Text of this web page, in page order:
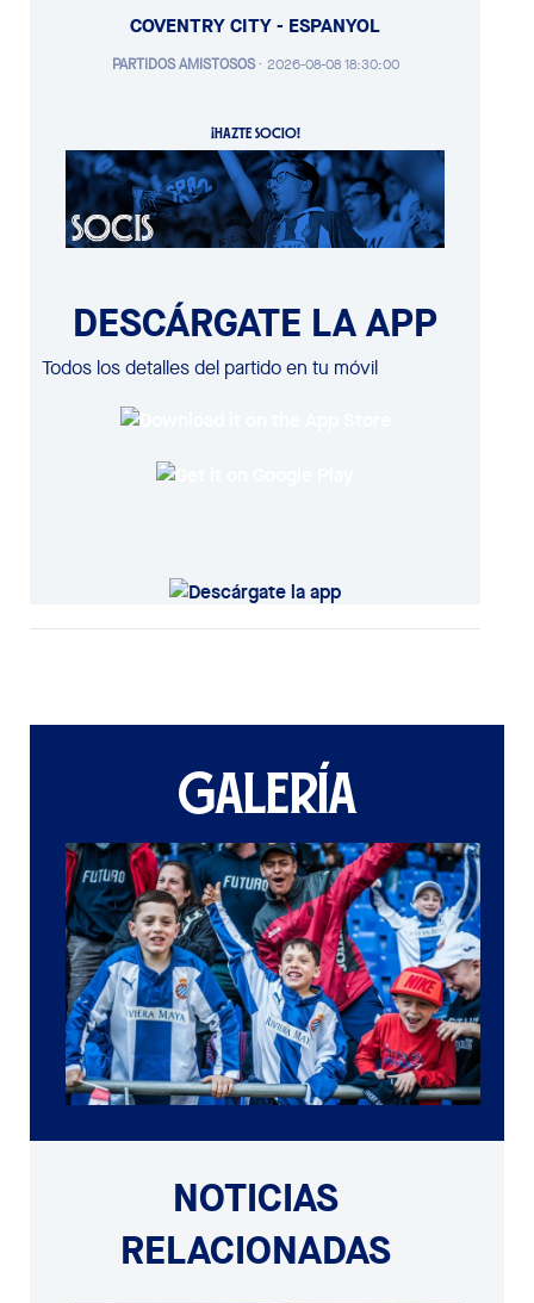
COVENTRY CITY - ESPANYOL
PARTIDOS AMISTOSOS· 2026-08-08 18:30:00
¡HAZTE SOCIO!
DESCÁRGATE LA APP
Todos los detalles del partido en tu móvil
GALERÍA
NOTICIAS
RELACIONADAS